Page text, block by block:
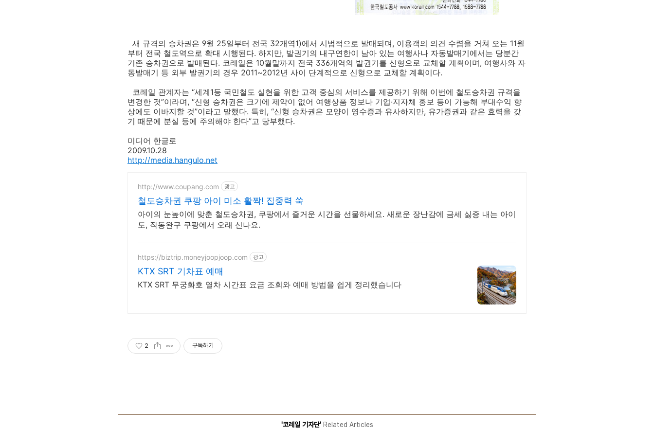
새 규격의 승차권은 9월 25일부터 전국 32개역1)에서 시범적으로 발매되며, 이용객의 의견 수렴을 거쳐 오는 11월
부터 전국 철도역으로 확대 시행된다. 하지만, 발권기의 내구연한이 남아 있는 여행사나 자동발매기에서는 당분간
기존 승차권으로 발매된다. 코레일은 10월말까지 전국 336개역의 발권기를 신형으로 교체할 계획이며, 여행사와 자
동발매기 등 외부 발권기의 경우 2011~2012년 사이 단계적으로 신형으로 교체할 계획이다.
코레일 관계자는 “세계1등 국민철도 실현을 위한 고객 중심의 서비스를 제공하기 위해 이번에 철도승차권 규격을
변경한 것”이라며, “신형 승차권은 크기에 제약이 없어 여행상품 정보나 기업·지자체 홍보 등이 가능해 부대수익 향
상에도 이바지할 것”이라고 말했다. 특히, “신형 승차권은 모양이 영수증과 유사하지만, 유가증권과 같은 효력을 갖
기 때문에 분실 등에 주의해야 한다”고 당부했다.
미디어 한글로
2009.10.28
http://media.hangulo.net
http://www.coupang.com 광고
철도승차권 쿠팡 아이 미소 활짝! 집중력 쑥
아이의 눈높이에 맞춘 철도승차권, 쿠팡에서 즐거운 시간을 선물하세요. 새로운 장난감에 금세 싫증 내는 아이
도, 작동완구 쿠팡에서 오래 신나요.
https://biztrip.moneyjoopjoop.com 광고
KTX SRT 기차표 예매
KTX SRT 무궁화호 열차 시간표 요금 조회와 예매 방법을 쉽게 정리했습니다
2 구독하기
'코레일 기자단'Related Articles